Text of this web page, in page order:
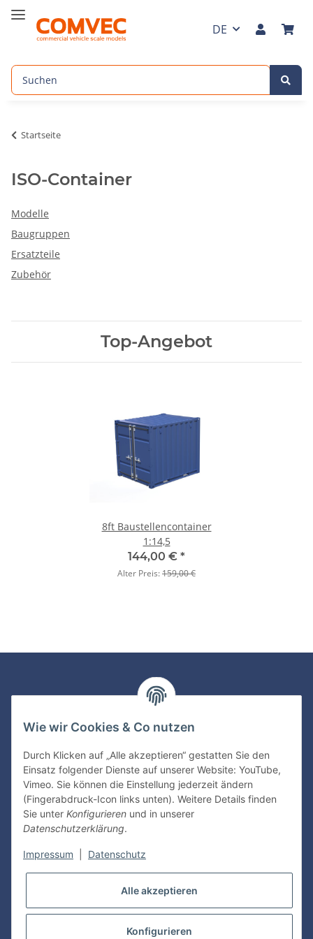
DE
Startseite
ISO-Container
Modelle
Baugruppen
Ersatzteile
Zubehör
Top-Angebot
8ft Baustellencontainer
1:14,5
144,00 € *
Alter Preis:159,00 €
Newsletter Abonnieren
Bitte senden Sie mir entsprechend Ihrer
Datenschutzerklärungregelmäßig und jederzeit widerruflich
Informationen zu Ihrem Produktsortiment per E-Mail zu.
Abonnieren
Informationen
Gesetzliche Informationen
Wie wir Cookies & Co nutzen
Durch Klicken auf „Alle akzeptieren“ gestatten Sie den
Einsatz folgender Dienste auf unserer Website: YouTube,
Vimeo. Sie können die Einstellung jederzeit ändern
(Fingerabdruck-Icon links unten). Weitere Details finden
Sie unter Konfigurieren und in unserer
Datenschutzerklärung.
Impressum Datenschutz
Alle akzeptieren
Konfigurieren